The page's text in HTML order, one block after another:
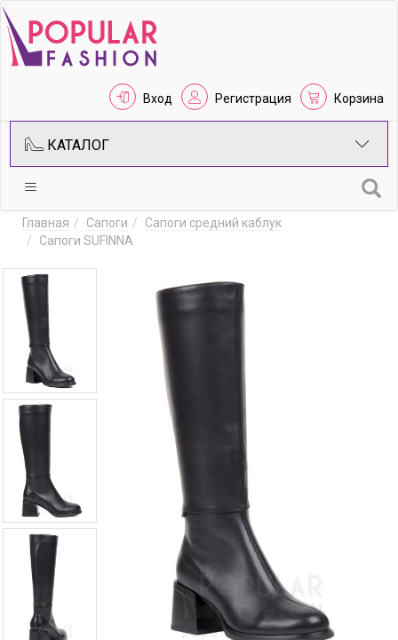
Вход Регистрация Корзина
КАТАЛОГ
Главная Сапоги
Сапоги средний каблук
Сапоги SUFINNA